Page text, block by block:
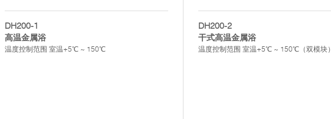
DH200-1
高温金属浴
温度控制范围 室温+5℃ ~ 150℃
DH200-2
干式高温金属浴
温度控制范围 室温+5℃ ~ 150℃（双模块）